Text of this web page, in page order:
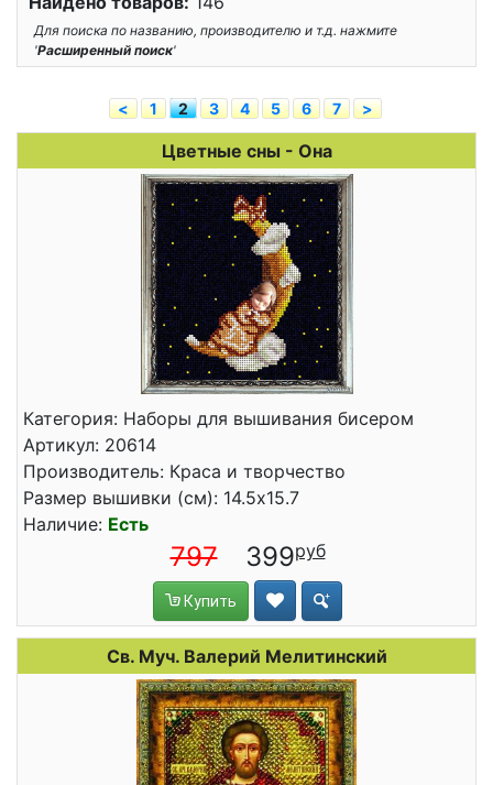
Для поиска по названию, производителю и т.д. нажмите
'Расширенный поиск'
< 1 2 3 4 5 6 7 >
Цветные сны - Она
Категория: Наборы для вышивания бисером
Артикул: 20614
Производитель: Краса и творчество
Размер вышивки (см): 14.5x15.7
Наличие: Есть
797 399
Купить
Св. Муч. Валерий Мелитинский